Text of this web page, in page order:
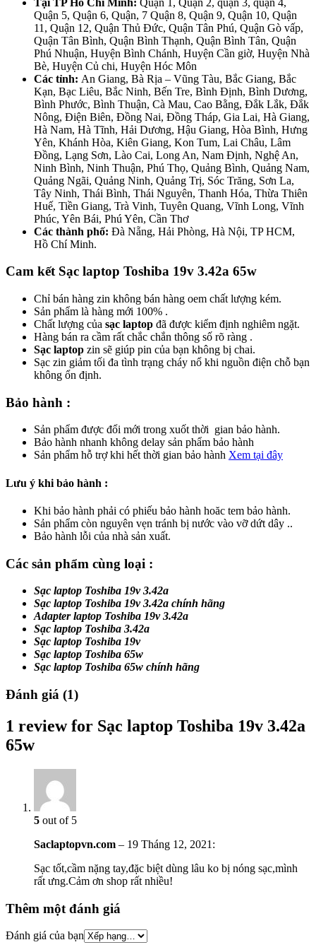
Quận 5, Quận 6, Quận, 7 Quận 8, Quận 9, Quận 10, Quận
11, Quận 12, Quận Thủ Đức, Quận Tân Phú, Quận Gò vấp,
Quận Tân Bình, Quận Bình Thạnh, Quận Bình Tân, Quận
Phú Nhuận, Huyện Bình Chánh, Huyện Cần giờ, Huyện Nhà
Bè, Huyện Củ chi, Huyện Hóc Môn
Các tỉnh: An Giang, Bà Rịa – Vũng Tàu, Bắc Giang, Bắc
Kạn, Bạc Liêu, Bắc Ninh, Bến Tre, Bình Định, Bình Dương,
Bình Phước, Bình Thuận, Cà Mau, Cao Bằng, Đắk Lắk, Đắk
Nông, Điện Biên, Đồng Nai, Đồng Tháp, Gia Lai, Hà Giang,
Hà Nam, Hà Tĩnh, Hải Dương, Hậu Giang, Hòa Bình, Hưng
Yên, Khánh Hòa, Kiên Giang, Kon Tum, Lai Châu, Lâm
Đồng, Lạng Sơn, Lào Cai, Long An, Nam Định, Nghệ An,
Ninh Bình, Ninh Thuận, Phú Thọ, Quảng Bình, Quảng Nam,
Quảng Ngãi, Quảng Ninh, Quảng Trị, Sóc Trăng, Sơn La,
Tây Ninh, Thái Bình, Thái Nguyên, Thanh Hóa, Thừa Thiên
Huế, Tiền Giang, Trà Vinh, Tuyên Quang, Vĩnh Long, Vĩnh
Phúc, Yên Bái, Phú Yên, Cần Thơ
Các thành phố: Đà Nẵng, Hải Phòng, Hà Nội, TP HCM,
Hồ Chí Minh.
Cam kết Sạc laptop Toshiba 19v 3.42a 65w
Chỉ bán hàng zin không bán hàng oem chất lượng kém.
Sản phẩm là hàng mới 100% .
Chất lượng của sạc laptop đã được kiểm định nghiêm ngặt.
Hàng bán ra cầm rất chắc chắn thông số rõ ràng .
Sạc laptop zin sẽ giúp pin của bạn không bị chai.
Sạc zin giảm tối đa tình trạng cháy nổ khi nguồn điện chỗ bạn
không ổn định.
Bảo hành :
Sản phẩm được đổi mới trong xuốt thời gian bảo hành.
Bảo hành nhanh không delay sản phẩm bảo hành
Sản phẩm hỗ trợ khi hết thời gian bảo hành Xem tại đây
Lưu ý khi bảo hành :
Khi bảo hành phải có phiếu bảo hành hoăc tem bảo hành.
Sản phẩm còn nguyên vẹn tránh bị nước vào vỡ dứt dây ..
Bảo hành lỗi của nhà sản xuất.
Các sản phẩm cùng loại :
Sạc laptop Toshiba 19v 3.42a
Sạc laptop Toshiba 19v 3.42a chính hãng
Adapter laptop Toshiba 19v 3.42a
Sạc laptop Toshiba 3.42a
Sạc laptop Toshiba 19v
Sạc laptop Toshiba 65w
Sạc laptop Toshiba 65w chính hãng
Đánh giá (1)
1 review for Sạc laptop Toshiba 19v 3.42a
65w
5 out of 5
Saclaptopvn.com – 19 Tháng 12, 2021 :
Sạc tốt,cầm nặng tay,đặc biệt dùng lâu ko bị nóng sạc,mình
rất ưng.Cảm ơn shop rất nhiều!
Thêm một đánh giá
Đánh giá của bạn